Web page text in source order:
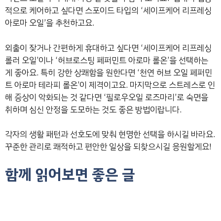
적으로 케어하고 싶다면 스포이드 타입의 ‘세이프케어 리프레싱
아로마 오일’을 추천하고요.
외출이 잦거나 간편하게 휴대하고 싶다면 ‘세이프케어 리프레싱
롤러 오일’이나 ‘허브로스팅 페퍼민트 아로마 롤온’을 선택하는
게 좋아요. 특히 강한 상쾌함을 원한다면 ‘천연 허브 오일 페퍼민
트 아로마 테라피 롤온’이 제격이고요. 마지막으로 스트레스로 인
해 증상이 악화되는 것 같다면 ‘필로우오일 로즈마리’로 숙면을
취하며 심신 안정을 도모하는 것도 좋은 방법이랍니다.
각자의 생활 패턴과 선호도에 맞춰 현명한 선택을 하시길 바라요.
꾸준한 관리로 쾌적하고 편안한 일상을 되찾으시길 응원할게요!
함께 읽어보면 좋은 글